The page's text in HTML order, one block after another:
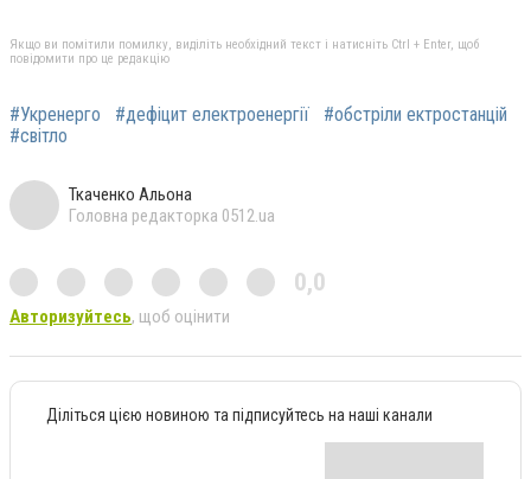
Якщо ви помітили помилку, виділіть необхідний текст і натисніть Ctrl + Enter, щоб
повідомити про це редакцію
#Укренерго #дефіцит електроенергії
#обстріли ектростанцій
#світло
Ткаченко Альона
Головна редакторка 0512.ua
0,0
Авторизуйтесь, щоб оцінити
Діліться цією новиною та підписуйтесь на наші канали